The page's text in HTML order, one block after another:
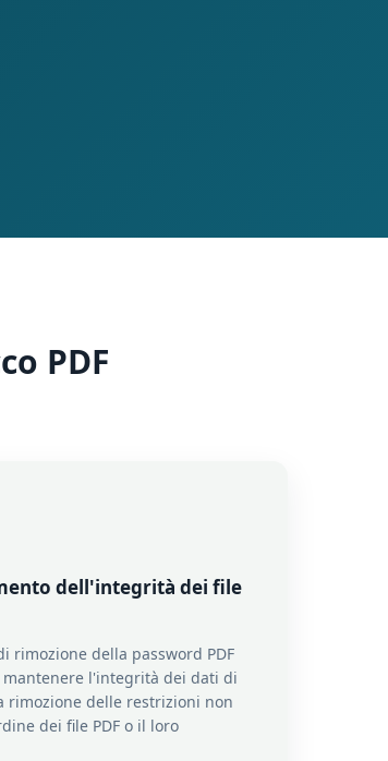
PDF
dell'integrità dei file
rimozione della password PDF
mantenere l'integrità dei dati di
rimozione delle restrizioni non
dei file PDF o il loro